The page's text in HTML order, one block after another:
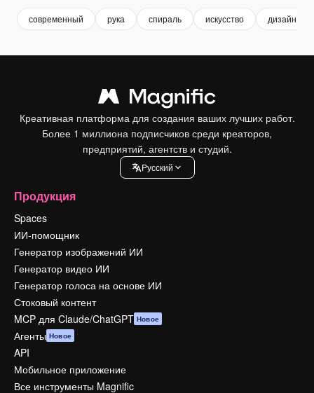
современный рука спираль искусство дизайн
Креативная платформа для создания ваших лучших работ.
Более 1 миллиона подписчиков среди креаторов,
предприятий, агентств и студий.
Pусский
Продукция
Spaces
ИИ-помощник
Генератор изображений ИИ
Генератор видео ИИ
Генератор голоса на основе ИИ
Стоковый контент
MCP для Claude/ChatGPT Новое
Агенты Новое
API
Мобильное приложение
Все инструменты Magnific